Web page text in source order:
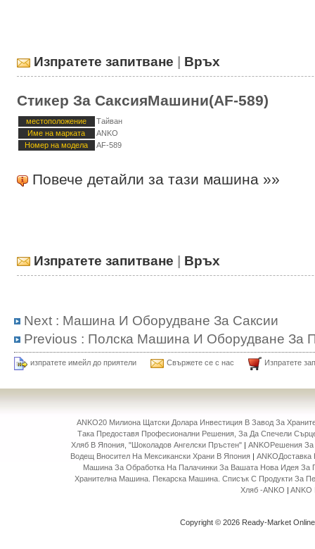
Изпратете запитване | Връх
Стикер За СаксияМашини(AF-589)
местоположение
Тайван
Име на марката
ANKO
Номер на модела
AF-589
Повече детайли за тази машина »»
Изпратете запитване | Връх
Next : Машина И Оборудване За Саксии
Previous : Полска Машина И Оборудване За
изпратете имейл до приятели Свържете се с нас Изпратете
ANKO20 Милиона Щатски Долара Инвестиция В Завод За
Така Предоставя Професионални Решения, За Да Спечели
Хляб В Япония, "Шоколадов Ангелски Пръстен" |ANKOРешения
Водещ Вносител На Мексикански Храни В Япония |
Машина За Обработка На Палачинки За Вашата Нова Идея За
Хранителна Машина. Пекарска Машина. Списък С Продукти За
Хляб -ANKO |ANKO
Copyright © 2026 Ready-Market